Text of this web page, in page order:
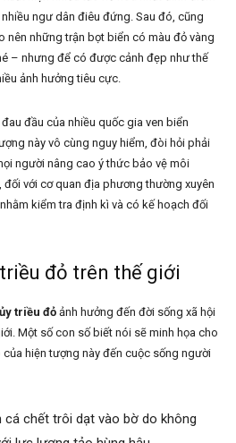
ngư dân điêu đứng. Sau đó, cũng
nên những trận bọt biển có màu đỏ vàng
– nhưng để có được cảnh đẹp như thế
ảnh hưởng tiêu cực.
đầu của nhiều quốc gia ven biển
này vô cùng nguy hiểm, đòi hỏi phải
người nâng cao ý thức bảo vệ môi
với cơ quan địa phương thường xuyên
kiểm tra định kì và có kế hoạch đối
đỏ trên thế giới
triều đỏ ảnh hưởng đến đời sống xã hội
Một số con số biết nói sẽ minh họa cho
hiện tượng này đến cuộc sống người
cá chết trôi dạt vào bờ do không